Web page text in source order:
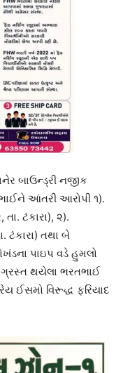
બાઉન્ડ્રી નજીક
આંતરી આરોપી ૧).
ટંકારા), ૨).
ટંકારા) તથા બે
પાઇપ વડે હુમલો
થયેલા ભરતભાઈ
ઈસમો વિરૂદ્ધ ફરિયાદ